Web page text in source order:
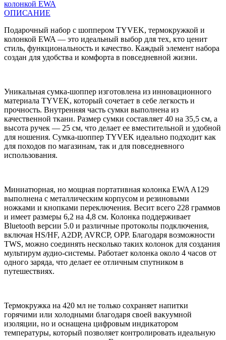
ОПИСАНИЕ
Подарочный набор с шоппером TYVEK, термокружкой и
колонкой EWA — это идеальный выбор для тех, кто ценит
стиль, функциональность и качество. Каждый элемент набора
создан для удобства и комфорта в повседневной жизни.
Уникальная сумка-шоппер изготовлена из инновационного
материала TYVEK, который сочетает в себе легкость и
прочность. Внутренняя часть сумки выполнена из
качественной ткани. Размер сумки составляет 40 на 35,5 см, а
высота ручек — 25 см, что делает ее вместительной и удобной
для ношения. Сумка-шоппер TYVEK идеально подходит как
для походов по магазинам, так и для повседневного
использования.
Миниатюрная, но мощная портативная колонка EWA A129
выполнена с металлическим корпусом и резиновыми
ножками и кнопками переключения. Весит всего 228 граммов
и имеет размеры 6,2 на 4,8 см. Колонка поддерживает
Bluetooth версии 5.0 и различные протоколы подключения,
включая HS/HF, A2DP, AVRCP, OPP. Благодаря возможности
TWS, можно соединять несколько таких колонок для создания
мультирум аудио-системы. Работает колонка около 4 часов от
одного заряда, что делает ее отличным спутником в
путешествиях.
Термокружка на 420 мл не только сохраняет напитки
горячими или холодными благодаря своей вакуумной
изоляции, но и оснащена цифровым индикатором
температуры, который позволяет контролировать идеальную